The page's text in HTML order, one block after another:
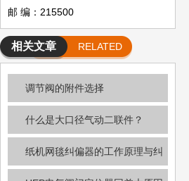
邮 编：215500
相关文章
RELATED
调节阀的附件选择
什么是大口径气动二联件？
纸机网毯纠偏器的工作原理与纠